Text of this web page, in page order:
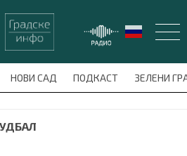
НОВИ САД ПОДКАСТ ЗЕЛЕНИ
wp_filter_object_list(